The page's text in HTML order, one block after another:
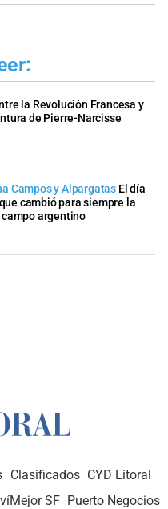
la Revolución Francesa y
de Pierre-Narcisse
Campos y Alpargatas El día
cambió para siempre la
argentino
Clasificados CYD Litoral
SF Puerto Negocios